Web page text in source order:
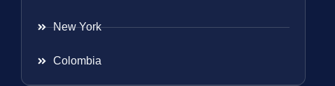
New York
Colombia